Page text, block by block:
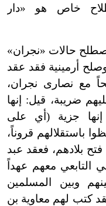
خاص هو «دار
حالات «نجران»
أرمينية فقد عقد
مع نصارى نجران،
ضريبة، قيل: إنها
جزية (أي على
باستقلالهم قروناً،
بلادهم، فعقد عبد
التابعي معهم عهداً
وبين المسلمين
كتب لهم معاوية بن